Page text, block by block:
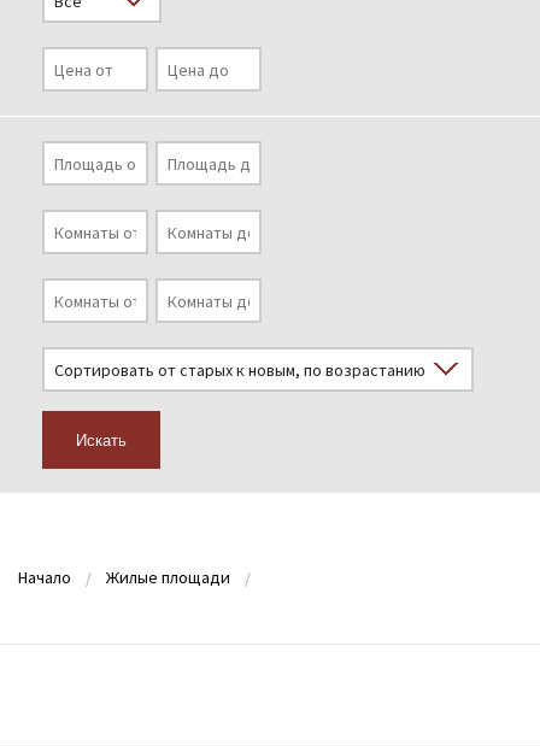
Услуги
Kонтакты
Искать
Начало Жилые площади